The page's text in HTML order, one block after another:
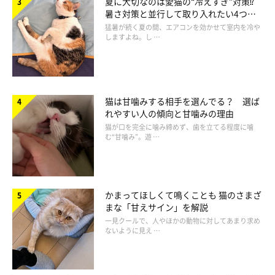
も、獲物が完全に見えている状態よりも、どこかに隠れた状態で
飛びかかる猫が多数。獲物が隠れた状態は、獲物側からも猫が見
えない状態になるので、狩りの成功率が上がるのでしょう。
暑さ対策と並行して取り入れたい4つの
工夫
猛暑が続く夏の間、エアコンを効かせて室内を冷や
しますよね。し …
猫は甘噛みする相手を選んでる？ 選ば
れやすい人の傾向と甘噛みの理由
猫が口を完全に噛み締めず、歯を立てる程度に噛
む“甘噛み”。遊 …
かまってほしくて鳴くことも 猫のさまざ
まな「甘えサイン」を解説
一見クールで、人やほかの動物に対してあまり求め
ないように見え …